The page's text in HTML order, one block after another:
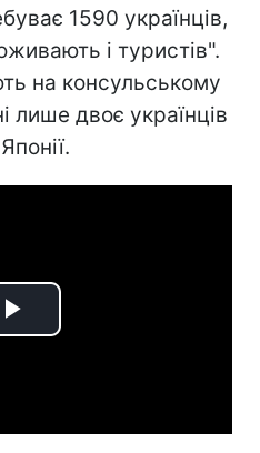
1590 українців,
і туристів".
на консульському
лише двоє українців
Play